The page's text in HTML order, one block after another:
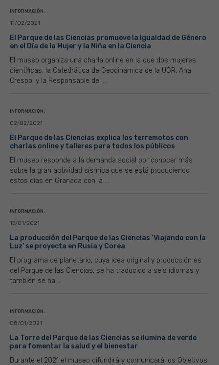
INFORMACIÓN:
11/02/2021
El Parque de las Ciencias promueve la Igualdad de Género
en el Día de la Mujer y la Niña en la Ciencia
El museo organiza una charla online en la que dos mujeres
científicas: la Catedrática de Geodinámica de la UGR, Ana
Crespo, y la Responsable del ...
INFORMACIÓN:
02/02/2021
El Parque de las Ciencias explica los terremotos con
charlas online y talleres para todos los públicos
El museo responde a la demanda social por conocer más
sobre la gran actividad sísmica que se está produciendo
estos días en Granada con la ...
INFORMACIÓN:
15/01/2021
La producción del Parque de las Ciencias ‘Viajando con la
Luz’ se proyecta en Rusia y Corea
El programa de planetario, cuya idea original y producción es
del Parque de las Ciencias, se ha traducido a seis idiomas y
también se ha ...
INFORMACIÓN:
08/01/2021
La Torre del Parque de las Ciencias se ilumina de verde
para fomentar la salud y el bienestar
Durante el 2021 el museo difundirá y comunicará los Objetivos